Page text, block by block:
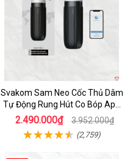
Svakom Sam Neo Cốc Thủ Dâm
Tự Động Rung Hút Co Bóp App
Điều Khiển
2.490.000₫ 3.952.000₫
(2,759)